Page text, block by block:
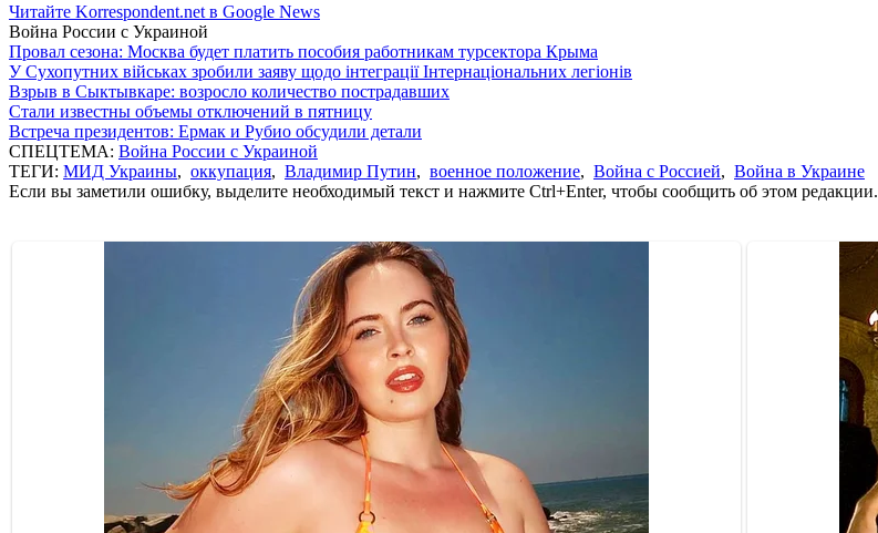
Читайте Korrespondent.net в Google News
Война России с Украиной
Провал сезона: Москва будет платить пособия работникам турсектора Крыма
У Сухопутних військах зробили заяву щодо інтеграції Інтернаціональних легіонів
Взрыв в Сыктывкаре: возросло количество пострадавших
Стали известны объемы отключений в пятницу
Встреча президентов: Ермак и Рубио обсудили детали
СПЕЦТЕМА: Война России с Украиной
ТЕГИ: МИД Украины, оккупация, Владимир Путин, военное положение, Война с Россией, Война в Украине
Если вы заметили ошибку, выделите необходимый текст и нажмите Ctrl+Enter, чтобы сообщить об этом редакции.